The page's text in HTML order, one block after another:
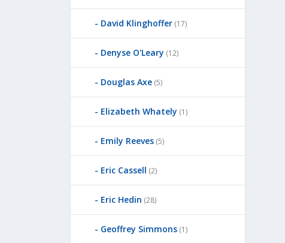
David Klinghoffer (17)
Denyse O'Leary (12)
Douglas Axe (5)
Elizabeth Whately (1)
Emily Reeves (5)
Eric Cassell (2)
Eric Hedin (28)
Geoffrey Simmons (1)